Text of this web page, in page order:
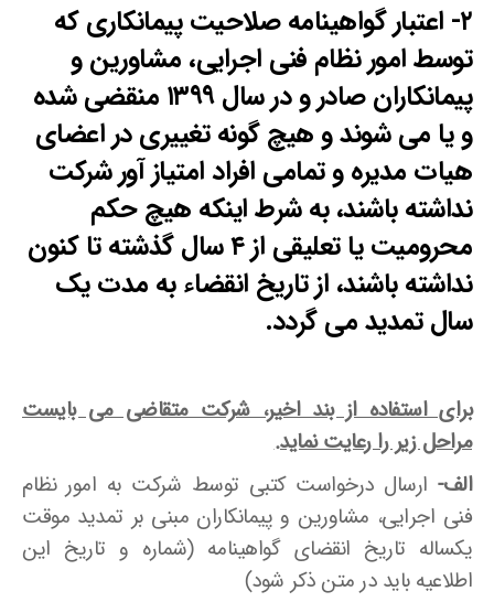
۲- اعتبار گواهینامه صلاحیت پیمانکاری که
توسط امور نظام فنی اجرایی، مشاورین و
پیمانکاران صادر و در سال ۱۳۹۹ منقضی شده
و یا می شوند و هیچ گونه تغییری در اعضای
هیات مدیره و تمامی افراد امتیاز آور شرکت
نداشته باشند، به شرط اینکه هیچ حکم
محرومیت یا تعلیقی از ۴ سال گذشته تا کنون
نداشته باشند، از تاریخ انقضاء به مدت یک
سال تمدید می گردد.
برای استفاده از بند اخیر، شرکت متقاضی می بایست
مراحل زیر را رعایت نماید.
الف- ارسال درخواست کتبی توسط شرکت به امور نظام
فنی اجرایی، مشاورین و پیمانکاران مبنی بر تمدید موقت
یکساله تاریخ انقضای گواهینامه (شماره و تاریخ این
اطلاعیه باید در متن ذکر شود)